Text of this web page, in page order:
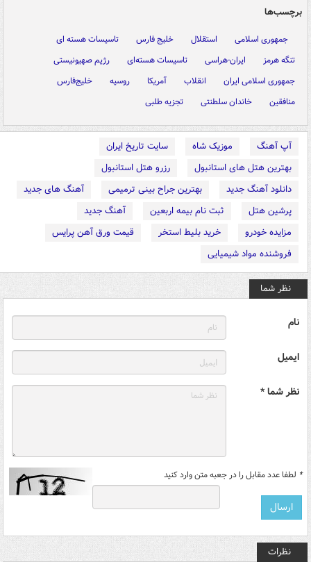
برچسب‌ها
جمهوری اسلامی استقلال خلیج فارس
تاسیسات هسته ای
تنگه هرمز
ایران-هراسی تاسیسات هسته‌ای
رژیم صهیونیستی
جمهوری اسلامی ایران
انقلاب آمریکا روسیه
خلیج‌فارس
منافقین
خاندان سلطنتی تجزیه طلبی
آپ آهنگ موزیک شاه
سایت تاریخ ایران
بهترین هتل های استانبول
رزرو هتل استانبول
دانلود آهنگ جدید
بهترین جراح بینی ترمیمی
آهنگ های جدید
پرشین هتل
ثبت نام بیمه اربعین
آهنگ جدید
مزایده خودرو
خرید بلیط استخر
قیمت ورق آهن پرایس
فروشنده مواد شیمیایی
نظر شما
نام
ایمیل
نظر شما *
* لطفا عدد مقابل را در جعبه متن وارد کنید
نظرات